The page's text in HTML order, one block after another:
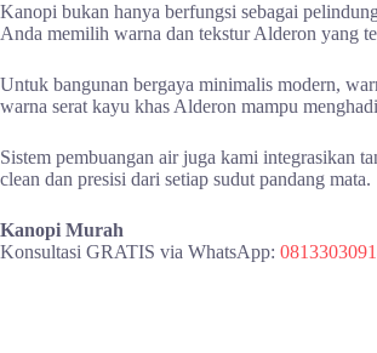
Kanopi bukan hanya berfungsi sebagai
Anda memilih warna dan tekstur Alderon yang
Untuk bangunan bergaya minimalis modern,
warna serat kayu khas Alderon mampu
Sistem pembuangan air juga kami integrasikan
clean dan presisi dari setiap sudut pandang mata.
Kanopi Murah
Konsultasi GRATIS via WhatsApp: